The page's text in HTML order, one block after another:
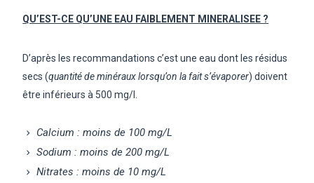
QU’EST-CE QU’UNE EAU FAIBLEMENT MINERALISEE ?
D’après les recommandations c’est une eau dont les résidus
secs (quantité de minéraux lorsqu’on la fait s’évaporer) doivent
être inférieurs à 500 mg/l.
Calcium : moins de 100 mg/L
Sodium : moins de 200 mg/L
Nitrates : moins de 10 mg/L